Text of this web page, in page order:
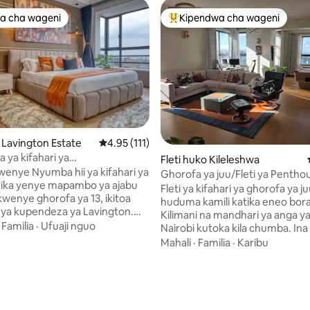
4.86 kati ya 5, tathmini 28
cha wageni
cha wageni
Estate Ukadiriaji wa wastani wa 4.95 kati ya 5,
4.95 (111)
ya kifahari ya
ya 85'/Kitanda cha
cha Malkia
Nyumba hii ya kifahari ya
yenye mapambo ya ajabu
ghorofa ya 13, ikitoa
kupendeza ya Lavington.
kutumia televisheni ya inchi
Familia · Ufuaji nguo
Kipendwa maarufu cha wageni
Kipendwa cha wageni
Fleti huko Kileleshwa
Ghorofa ya juu/Fleti ya
Kilimani, Nairobi
Fleti ya kifahari ya ghorofa ya
huduma kamili katika eneo
Kilimani na mandhari ya anga
Nairobi kutoka kila chumba.
vya kulala, jiko, sehemu 3 za kazi
Mahali · Familia · Karibu